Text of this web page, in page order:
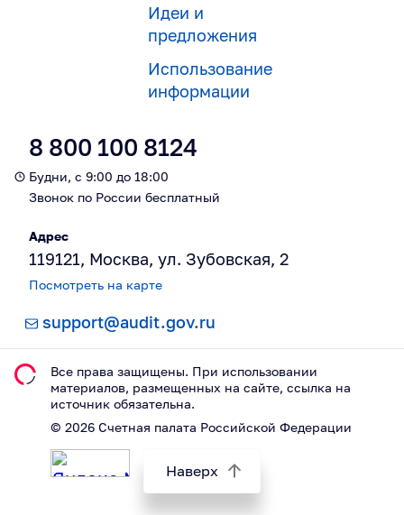
Идеи и
предложения
Использование
информации
8 800 100 8124
Будни, с 9:00 до 18:00
Звонок по России бесплатный
Адрес
119121, Москва, ул. Зубовская, 2
Посмотреть на карте
support@audit.gov.ru
Все права защищены. При использовании
материалов, размещeнных на сайте, ссылка на
источник обязательна.
© 2026 Счетная палата Российской Федерации
Наверх